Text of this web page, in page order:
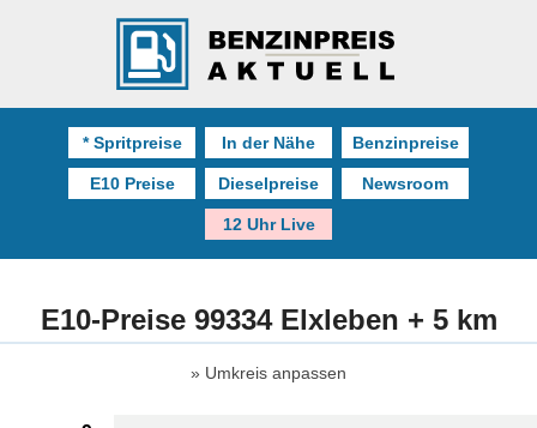
* Spritpreise In der Nähe Benzinpreise
E10 Preise Dieselpreise Newsroom
12 Uhr Live
E10-Preise 99334 Elxleben + 5 km
Umkreis anpassen